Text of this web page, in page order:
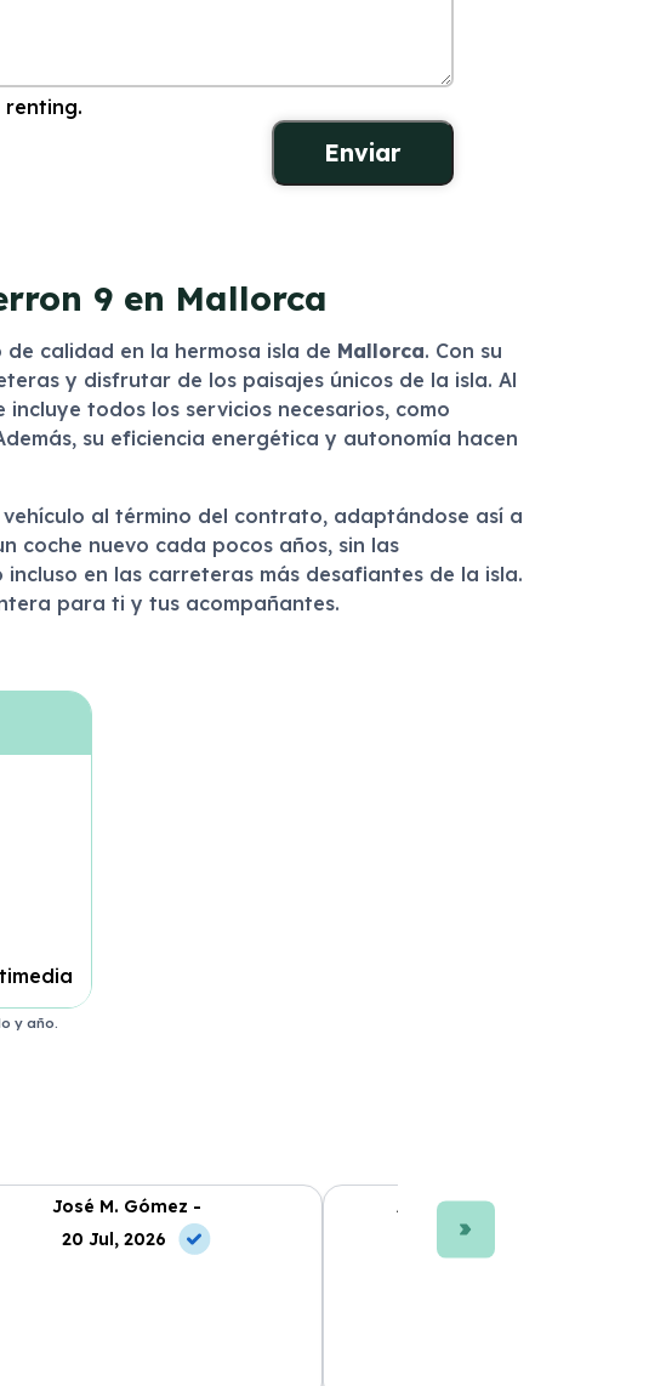
9 en Mallorca
calidad en la hermosa isla de Mallorca. Con su
y disfrutar de los paisajes únicos de la isla. Al
todos los servicios necesarios, como
su eficiencia energética y autonomía hacen
al término del contrato, adaptándose así a
coche nuevo cada pocos años, sin las
en las carreteras más desafiantes de la isla.
para ti y tus acompañantes.
y año.
José M. Gómez -
20 Jul, 2026
Ana L. Fernández -
10 Jun, 2026